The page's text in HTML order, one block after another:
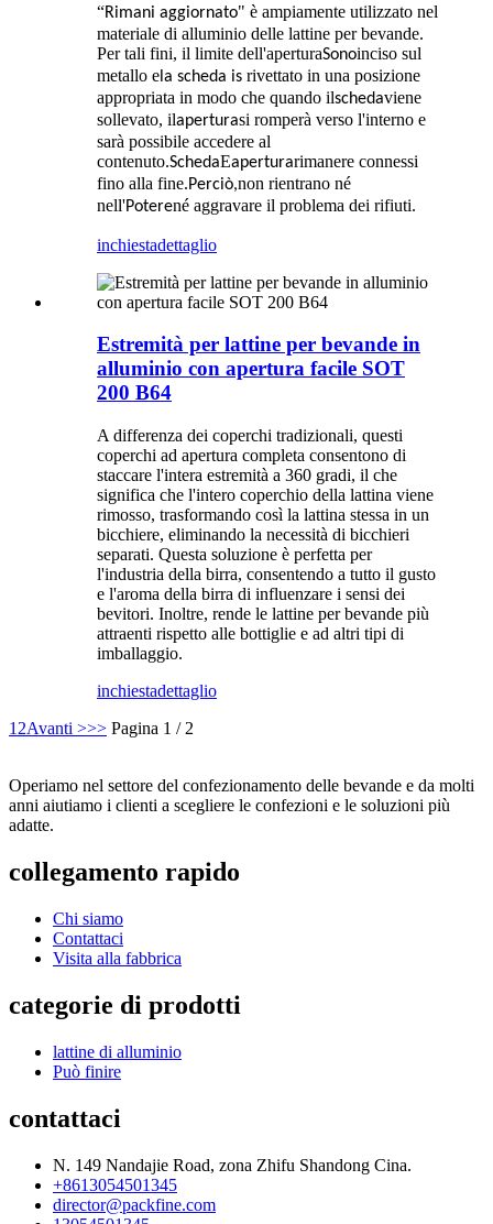
“Rimani aggiornato" è ampiamente utilizzato nel
materiale di alluminio delle lattine per bevande.
Per tali fini, il limite dell'aperturaSonoinciso sul
metallo e la scheda is rivettato in una posizione
appropriata in modo che quando ilschedaviene
sollevato, ilaperturasi romperà verso l'interno e
sarà possibile accedere al
contenuto.SchedaEaperturarimanere connessi
fino alla fine.Perciò,non rientrano né
nell'Poterené aggravare il problema dei rifiuti.
inchiestadettaglio
Estremità per lattine per bevande in
alluminio con apertura facile SOT
200 B64
A differenza dei coperchi tradizionali, questi
coperchi ad apertura completa consentono di
staccare l'intera estremità a 360 gradi, il che
significa che l'intero coperchio della lattina viene
rimosso, trasformando così la lattina stessa in un
bicchiere, eliminando la necessità di bicchieri
separati. Questa soluzione è perfetta per
l'industria della birra, consentendo a tutto il gusto
e l'aroma della birra di influenzare i sensi dei
bevitori. Inoltre, rende le lattine per bevande più
attraenti rispetto alle bottiglie e ad altri tipi di
imballaggio.
inchiestadettaglio
1 2Avanti >>> Pagina 1 / 2
Operiamo nel settore del confezionamento delle bevande e da molti
anni aiutiamo i clienti a scegliere le confezioni e le soluzioni più
adatte.
collegamento rapido
Chi siamo
Contattaci
Visita alla fabbrica
categorie di prodotti
lattine di alluminio
Può finire
contattaci
N. 149 Nandajie Road, zona Zhifu Shandong Cina.
+8613054501345
director@packfine.com